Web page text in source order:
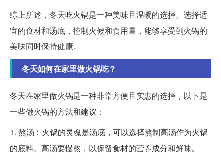
综上所述，冬天吃火锅是一种美味且温暖的选择。选择适
宜的食材和汤底，控制火候和食用量，能够享受到火锅的
美味同时保持健康。
冬天如何在家里做火锅吃？
冬天在家里做火锅是一种非常方便且实惠的选择，以下是
一些做火锅的方法和建议：
1. 熬汤：火锅的灵魂是汤底，可以选择熬制高汤作为火锅
的底料。高汤要慢熬，以保留食材的营养成分和鲜味。